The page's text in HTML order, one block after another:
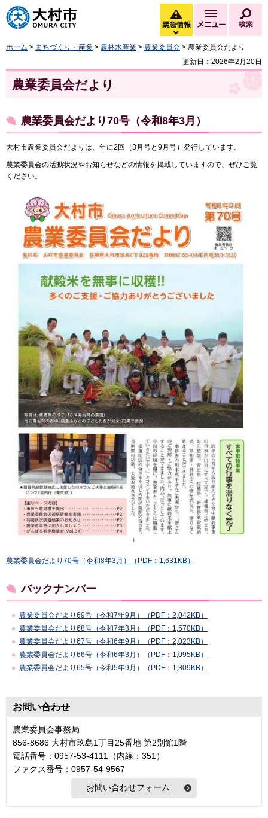
大村市
緊急情報
緊急情報を開く
メニュー
ホーム > まちづくり・産業 > 農林水産業 > 農業委員会 > 農業委員会だより
更新日：2026年2月20日
農業委員会だより
農業委員会だより70号（令和8年3月）
大村市農業委員会だよりは、年に2回（3月号と9月号）発行しています。
農業委員会の活動状況やお知らせなどの情報を掲載していますので、ぜひご覧
ください。
農業委員会だより70号（令和8年3月）（PDF：1,631KB）
バックナンバー
農業委員会だより69号（令和7年9月）（PDF：2,042KB）
農業委員会だより68号（令和7年3月）（PDF：1,570KB）
農業委員会だより67号（令和6年9月）（PDF：2,023KB）
農業委員会だより66号（令和6年3月）（PDF：1,095KB）
農業委員会だより65号（令和5年9月）（PDF：1,309KB）
お問い合わせ
農業委員会事務局
856-8686 大村市玖島1丁目25番地 第2別館1階
電話番号：0957-53-4111（内線：351）
ファクス番号：0957-54-9567